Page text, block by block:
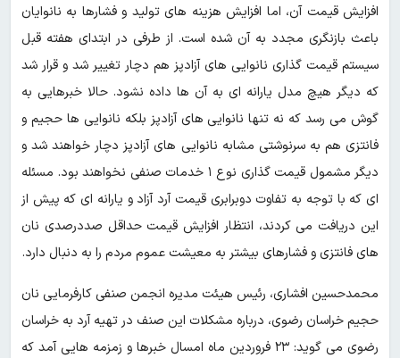
افزایش قیمت آن، اما افزایش هزینه های تولید و فشارها به نانوایان
باعث بازنگری مجدد به آن شده است. از طرفی در ابتدای هفته قبل
سیستم قیمت گذاری نانوایی های آزادپز هم دچار تغییر شد و قرار شد
که دیگر هیچ مدل یارانه ای به آن ها داده نشود. حالا خبرهایی به
گوش می رسد که نه تنها نانوایی های آزادپز بلکه نانوایی ها حجیم و
فانتزی هم به سرنوشتی مشابه نانوایی های آزادپز دچار خواهند شد و
دیگر مشمول قیمت گذاری نوع ۱ خدمات صنفی نخواهند بود. مسئله
ای که با توجه به تفاوت دوبرابری قیمت آرد آزاد و یارانه ای که پیش از
این دریافت می کردند، انتظار افزایش قیمت حداقل صددرصدی نان
های فانتزی و فشارهای بیشتر به معیشت عموم مردم را به دنبال دارد.
محمدحسین افشاری، رئیس هیئت مدیره انجمن صنفی کارفرمایی نان
حجیم خراسان رضوی، درباره مشکلات این صنف در تهیه آرد به خراسان
رضوی می گوید: ۲۳ فروردین ماه امسال خبرها و زمزمه هایی آمد که